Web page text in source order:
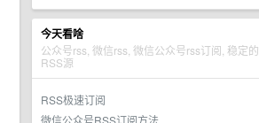
今天看啥
公众号rss, 微信rss, 微信公众号rss订阅, 稳定的
RSS源
RSS极速订阅
微信公众号RSS订阅方法